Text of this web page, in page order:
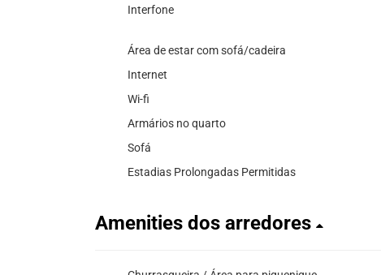
Interfone
Área de estar com sofá/cadeira
Internet
Wi-fi
Armários no quarto
Sofá
Estadias Prolongadas Permitidas
Amenities dos arredores